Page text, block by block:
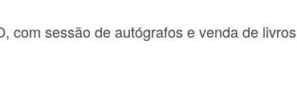
com sessão de autógrafos e venda de livros